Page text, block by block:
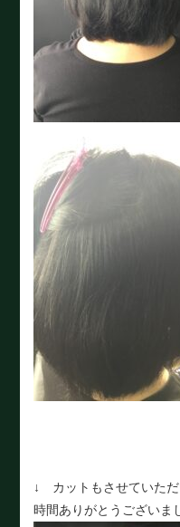
↓ カットもさせていた
時間ありがとうございま